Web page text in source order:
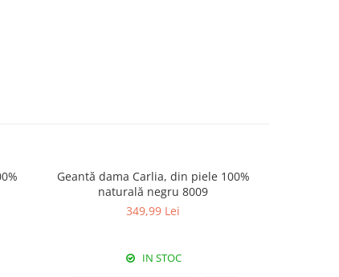
Geantă dama Carlia, din piele 100%
naturală negru 8009
349,99 Lei
IN STOC